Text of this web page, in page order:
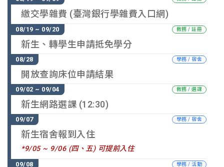
繳交學雜費 (臺灣銀行學雜費入口網)
教務 / 註冊
新生、轉學生申請抵免學分
學務 / 宿舍
開放查詢床位申請結果
教務 / 選課
新生網路選課 (12:30)
學務 / 宿舍
新生宿舍報到入住
*9/05 ~ 9/06 (四、五) 可提前入住
學務 / 活動